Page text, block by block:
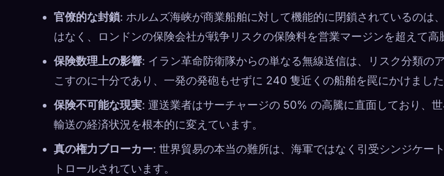
官僚的な封鎖: ホルムズ海峡が商業船舶に対して機能的に閉鎖されているのは
はなく、ロンドンの保険会社が戦争リスクの保険料を営業マージンを超えて高
保険数理上の影響: イラン革命防衛隊からの単なる無線送信は、​​リスク分類の
こすのに十分であり、一発の発砲もせずに 240 隻近くの船舶を罠にかけました
保険不可能な現実: 運送業者はサーチャージの 50% の高騰に直面しており、
輸送の経済状況を根本的に変えています。
真の権力ブローカー: 世界貿易の本当の難所は、海軍ではなく引受シンジケー
トロールされています。